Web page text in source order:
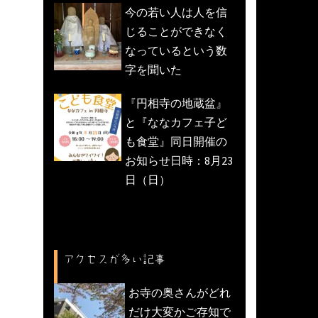
今の若い人は人を信
じることができなく
なっているという数
字を聞いた
『円相寺の地蔵盆』
と『ななカフェ子ど
も食堂』同日開催の
お知らせ日時：8月23
日（日）
アクセスが多い記事
お寺の奥さんがどれ
だけ大変かご存知で